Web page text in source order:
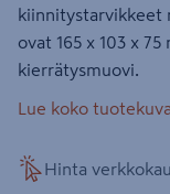
kiinnitystarvikkeet
ovat 165 x 103 x
kierrätysmuovi.
Lue koko
Hinta